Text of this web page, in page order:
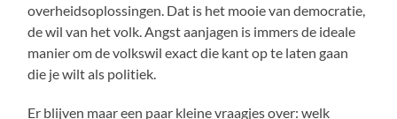
overheidsoplossingen. Dat is het mooie van democratie,
de wil van het volk. Angst aanjagen is immers de ideale
manier om de volkswil exact die kant op te laten gaan
die je wilt als politiek.
Er blijven maar een paar kleine vraagjes over: welk